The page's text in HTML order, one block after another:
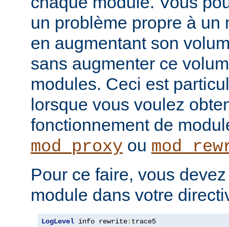
un problème propre à un
en augmentant son
sans augmenter ce
modules. Ceci est
lorsque vous voulez
fonctionnement de
mod_proxy ou
Pour ce faire, vous
module dans votre
LogLevel info rewrite: trace5